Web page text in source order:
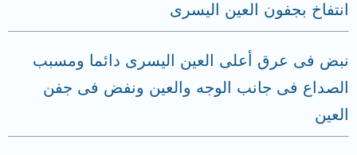
انتفاخ بجفون العين اليسرى
نبض فى عرق أعلى العين اليسرى دائما ومسبب
الصداع فى جانب الوجه والعين ونفض فى جفن
العين